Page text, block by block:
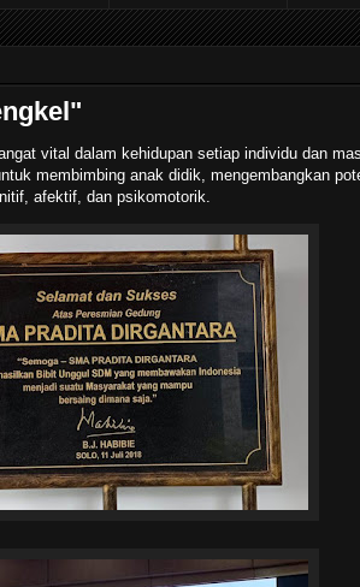
vital dalam kehidupan setiap individu dan
membimbing anak didik, mengembangkan
afektif, dan psikomotorik.